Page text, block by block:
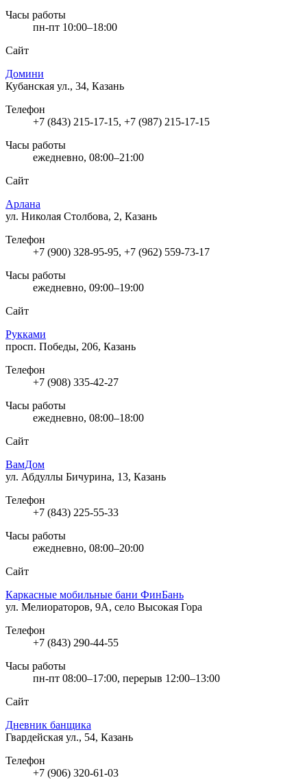
Часы работы
пн-пт 10:00–18:00
Сайт
Домини
Кубанская ул., 34, Казань
Телефон
+7 (843) 215-17-15, +7 (987) 215-17-15
Часы работы
ежедневно, 08:00–21:00
Сайт
Арлана
ул. Николая Столбова, 2, Казань
Телефон
+7 (900) 328-95-95, +7 (962) 559-73-17
Часы работы
ежедневно, 09:00–19:00
Сайт
Рукками
просп. Победы, 206, Казань
Телефон
+7 (908) 335-42-27
Часы работы
ежедневно, 08:00–18:00
Сайт
ВамДом
ул. Абдуллы Бичурина, 13, Казань
Телефон
+7 (843) 225-55-33
Часы работы
ежедневно, 08:00–20:00
Сайт
Каркасные мобильные бани ФинБань
ул. Мелиораторов, 9А, село Высокая Гора
Телефон
+7 (843) 290-44-55
Часы работы
пн-пт 08:00–17:00, перерыв 12:00–13:00
Сайт
Дневник банщика
Гвардейская ул., 54, Казань
Телефон
+7 (906) 320-61-03